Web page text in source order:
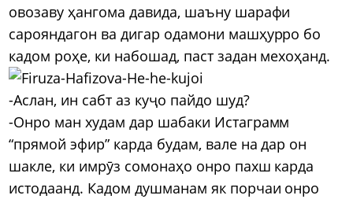
овозаву ҳангома давида, шаъну шарафи
сарояндагон ва дигар одамони машҳурро бо
кадом роҳе, ки набошад, паст задан мехоҳанд.
-Аслан, ин сабт аз куҷо пайдо шуд?
-Онро ман худам дар шабаки Истаграмм
“прямой эфир” карда будам, вале на дар он
шакле, ки имрӯз сомонаҳо онро пахш карда
истодаанд. Кадом душманам як порчаи онро